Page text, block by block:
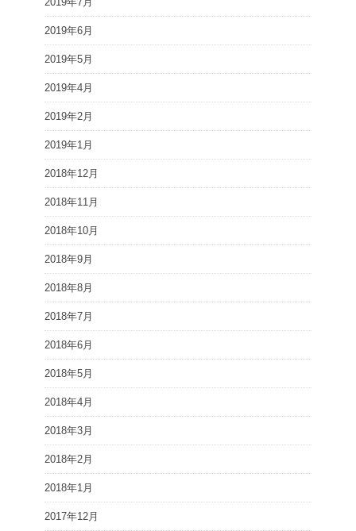
2019年6月
2019年5月
2019年4月
2019年2月
2019年1月
2018年12月
2018年11月
2018年10月
2018年9月
2018年8月
2018年7月
2018年6月
2018年5月
2018年4月
2018年3月
2018年2月
2018年1月
2017年12月